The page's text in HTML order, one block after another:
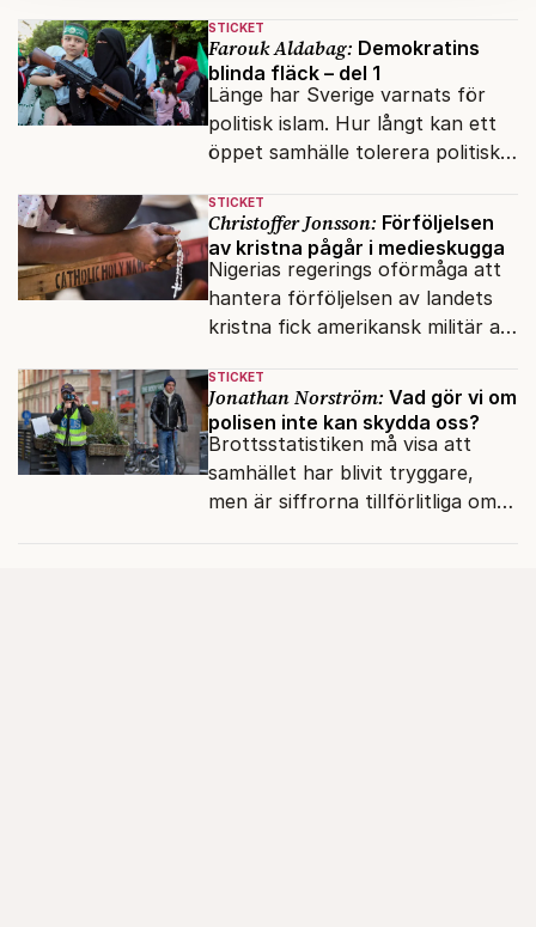
dagordningen.
STICKET
Farouk Aldabag: Demokratins
blinda fläck – del 1
Länge har Sverige varnats för
politisk islam. Hur långt kan ett
öppet samhälle tolerera politiska
inifrån?
STICKET
Christoffer Jonsson: Förföljelsen
av kristna pågår i medieskugga
Nigerias regerings oförmåga att
hantera förföljelsen av landets
kristna fick amerikansk militär att
milisen.
STICKET
Jonathan Norström: Vad gör vi om
polisen inte kan skydda oss?
Brottsstatistiken må visa att
samhället har blivit tryggare,
men är siffrorna tillförlitliga om